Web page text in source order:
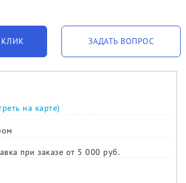
ЗАДАТЬ ВОПРОС
на карте)
при заказе от 5 000 руб.